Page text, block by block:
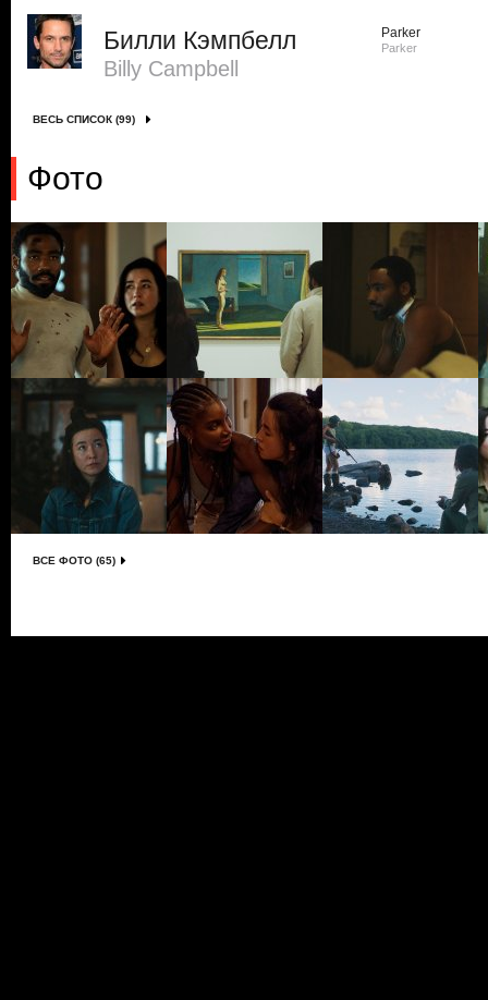
Билли Кэмпбелл
Billy Campbell
Parker
Parker
ВЕСЬ СПИСОК (99)
Фото
ВСЕ ФОТО (65)